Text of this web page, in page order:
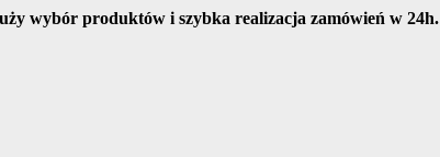
wybór produktów i szybka realizacja zamówień w 24h.